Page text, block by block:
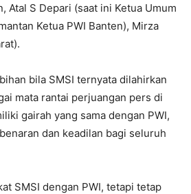
Atal S Depari (saat ini Ketua Umum
Ketua PWI Banten), Mirza
bila SMSI ternyata dilahirkan
mata rantai perjuangan pers di
gairah yang sama dengan PWI,
dan keadilan bagi seluruh
SMSI dengan PWI, tetapi tetap